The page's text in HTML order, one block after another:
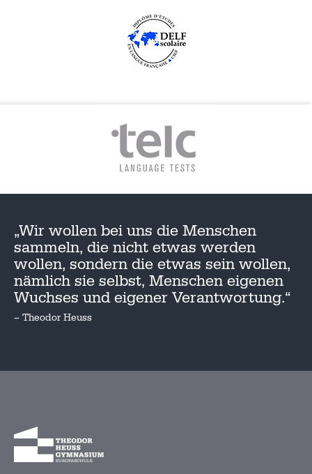
„Wir wollen bei uns die Menschen
sammeln, die nicht etwas werden
wollen, sondern die etwas sein wollen,
nämlich sie selbst, Menschen eigenen
Wuchses und eigener Verantwortung.“
– Theodor Heuss